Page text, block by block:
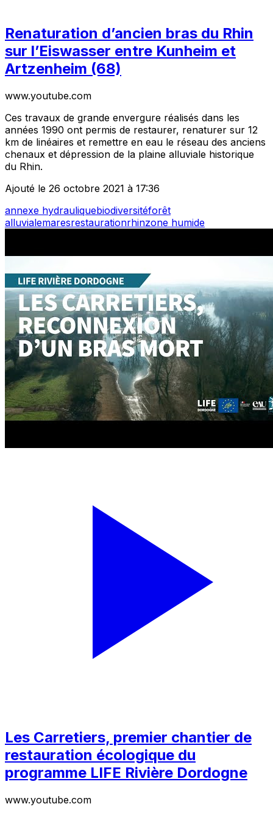
Renaturation d’ancien bras du Rhin
sur l’Eiswasser entre Kunheim et
Artzenheim (68)
www.youtube.com
Ces travaux de grande envergure réalisés dans les
années 1990 ont permis de restaurer, renaturer sur 12
km de linéaires et remettre en eau le réseau des anciens
chenaux et dépression de la plaine alluviale historique
du Rhin.
Ajouté le 26 octobre 2021 à 17:36
annexe hydrauliquebiodiversitéforêt
alluvialemaresrestaurationrhinzone humide
Les Carretiers, premier chantier de
restauration écologique du
programme LIFE Rivière Dordogne
www.youtube.com